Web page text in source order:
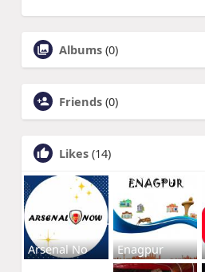
Albums (0)
Friends (0)
Likes (14)
Arsenal No Enagpur